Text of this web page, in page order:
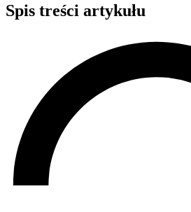
Spis treści artykułu